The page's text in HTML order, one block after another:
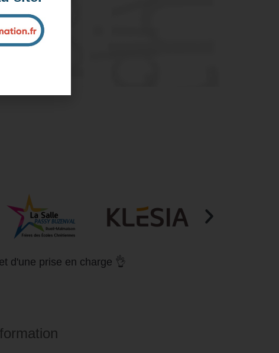
et sur mesure
nous pour plus d'informations
d'une prise en charge 👌